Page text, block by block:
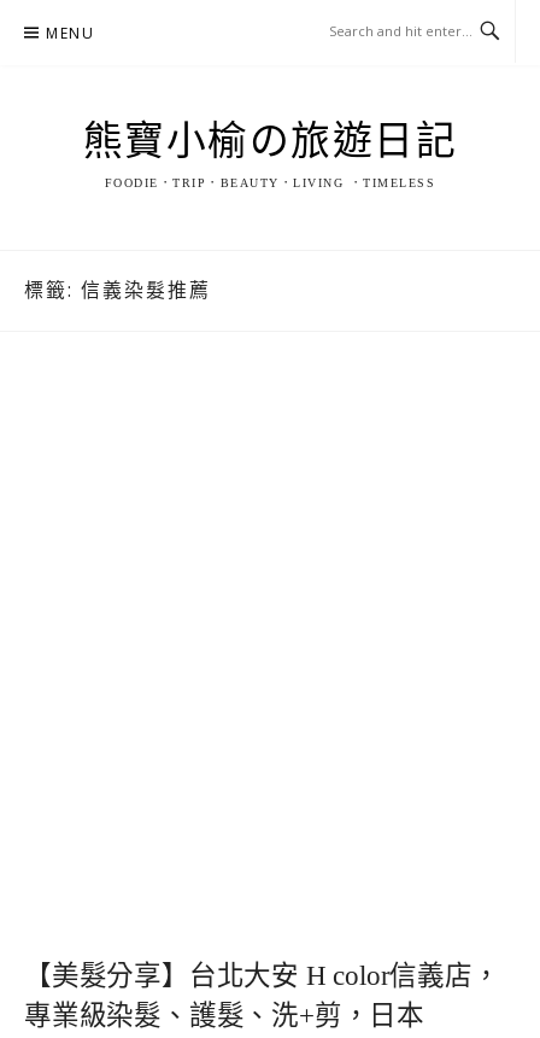
MENU
熊寶小榆の旅遊日記
FOODIE．TRIP．BEAUTY．LIVING ．TIMELESS
標籤: 信義染髮推薦
【美髮分享】台北大安 H color信義店，
專業級染髮、護髮、洗+剪，日本